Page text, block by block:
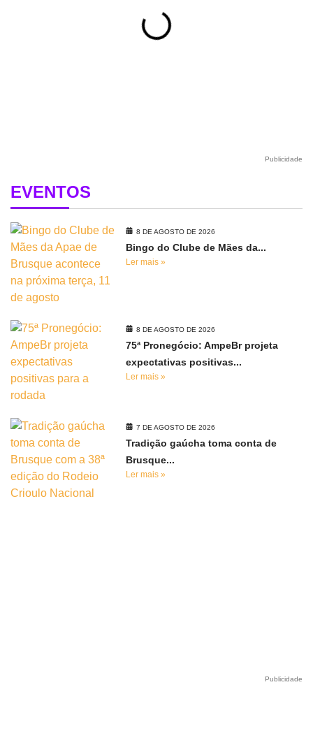
Publicidade
EVENTOS
8 DE AGOSTO DE 2026
Bingo do Clube de Mães da...
Ler mais »
8 DE AGOSTO DE 2026
75ª Pronegócio: AmpeBr projeta
expectativas positivas...
Ler mais »
7 DE AGOSTO DE 2026
Tradição gaúcha toma conta de
Brusque...
Ler mais »
Publicidade